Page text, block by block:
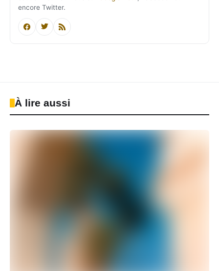
encore Twitter.
À lire aussi